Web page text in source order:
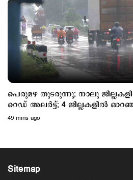
Latest
രാജേഷിന്റെ മൃതദേഹത്തോട്
ദൃശ്യങ്ങൾ പുറത്ത്
1 hour ago
പെരുമഴ തുടരുന്നു; നാലു
റെഡ് അലര്‍ട്ട്; 4 ജില്ലകളില്‍
അലര്‍ട്ട്
49 mins ago
Sitemap